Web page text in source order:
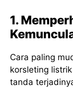
1.
Cara paling
korsleting
tanda